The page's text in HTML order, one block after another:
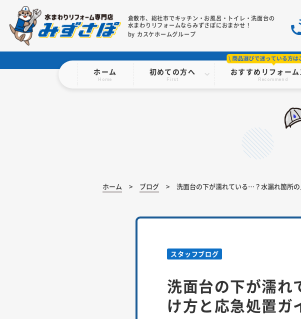
倉敷市、総社市でキッチン・お風呂・トイレ・洗面台の
水まわりリフォームならみずさぽにおまかせ！
by カスケホームグループ
ホーム
Home
初めての方へ
First
おすすめリフォー
Recommend
ホーム ブログ 洗面台の下が濡れている…？水漏れ箇所
スタッフブログ
洗面台の下が濡
け方と応急処置ガ